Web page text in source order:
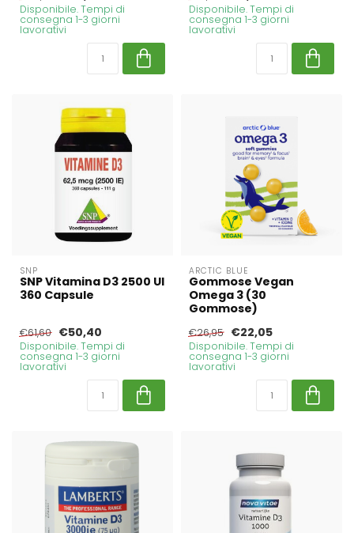
Disponibile. Tempi di
consegna 1-3 giorni
lavorativi
Disponibile. Tempi di
consegna 1-3 giorni
lavorativi
SNP
SNP Vitamina D3 2500 UI
360 Capsule
€61,60 €50,40
Disponibile. Tempi di
consegna 1-3 giorni
lavorativi
ARCTIC BLUE
Gommose Vegan
Omega 3 (30
Gommose)
€26,95 €22,05
Disponibile. Tempi di
consegna 1-3 giorni
lavorativi